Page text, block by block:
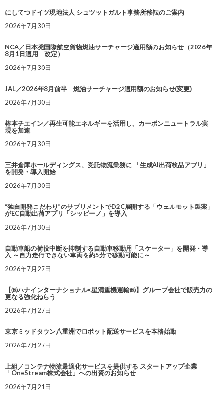
にしてつドイツ現地法人 シュツットガルト事務所移転のご案内
2026年7月30日
NCA／日本発国際航空貨物燃油サーチャージ適用額のお知らせ（2026年
8月1日適用 改定）
2026年7月30日
JAL／2026年8月前半 燃油サーチャージ適用額のお知らせ(変更)
2026年7月30日
椿本チエイン／再生可能エネルギーを活用し、カーボンニュートラル実
現を加速
2026年7月30日
三井倉庫ホールディングス、受託物流業務に 「生成AI出荷検品アプリ」
を開発・導入開始
2026年7月30日
“独自開発こだわり”のサプリメントでD2C展開する「ウェルモット製薬」
がEC自動出荷アプリ「シッピーノ」を導入
2026年7月30日
自動車船の荷役中断を抑制する自動車移動用「スケーター」を開発・導
入 ～自力走行できない車両を約5分で移動可能に～
2026年7月27日
【㈱ハナインターナショナル×星清重機運輸㈱】グループ会社で販売力の
更なる強化ねらう
2026年7月27日
東京ミッドタウン八重洲でロボット配送サービスを本格始動
2026年7月27日
上組／コンテナ物流最適化サービスを提供する スタートアップ企業
「OneStream株式会社」への出資のお知らせ
2026年7月21日